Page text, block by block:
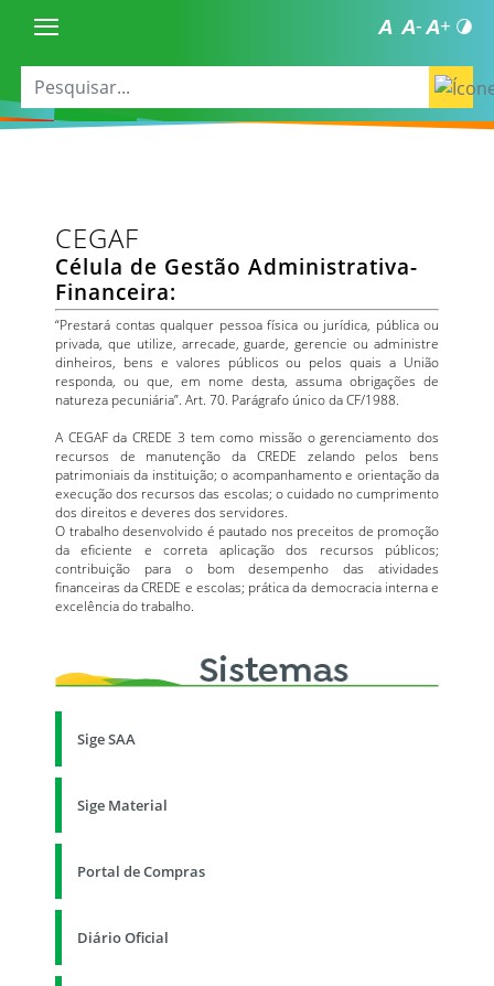
CEGAF
Célula de Gestão Administrativa-
Financeira:
“Prestará contas qualquer pessoa física ou jurídica, pública ou
privada, que utilize, arrecade, guarde, gerencie ou administre
dinheiros, bens e valores públicos ou pelos quais a União
responda, ou que, em nome desta, assuma obrigações de
natureza pecuniária”. Art. 70. Parágrafo único da CF/1988.
A CEGAF da CREDE 3 tem como missão o gerenciamento dos
recursos de manutenção da CREDE zelando pelos bens
patrimoniais da instituição; o acompanhamento e orientação da
execução dos recursos das escolas; o cuidado no cumprimento
dos direitos e deveres dos servidores.
O trabalho desenvolvido é pautado nos preceitos de promoção
da eficiente e correta aplicação dos recursos públicos;
contribuição para o bom desempenho das atividades
financeiras da CREDE e escolas; prática da democracia interna e
excelência do trabalho.
Sige SAA
Sige Material
Portal de Compras
Diário Oficial